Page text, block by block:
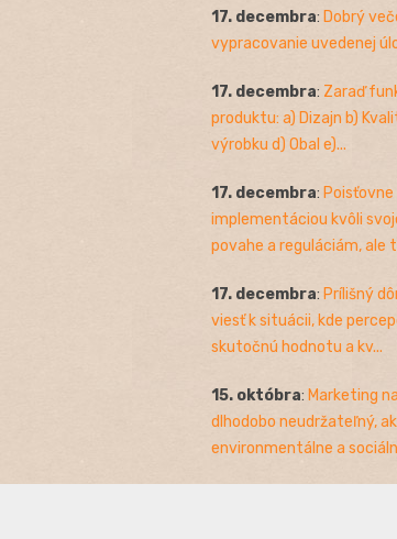
17. decembra: Dobrý
vypracovanie uvedenej
17. decembra: Zaraď
produktu: a) Dizajn b)
výrobku d) Obal e)...
17. decembra:
implementáciou kvôli
povahe a reguláciám, ale
17. decembra: Prílišný
viesť k situácii, kde
skutočnú hodnotu a kv...
15. októbra: Marketing
dlhodobo neudržateľný,
environmentálne a